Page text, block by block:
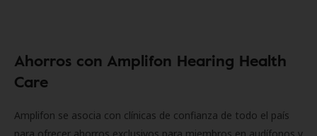
Ahorros con Amplifon Hearing Health
Care
Amplifon se asocia con clínicas de confianza de todo el país